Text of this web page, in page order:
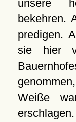
unsere
bekehren.
predigen.
sie hier
Weiße